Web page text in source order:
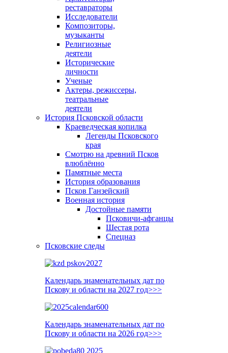
реставраторы
Исследователи
Композиторы,
музыканты
Религиозные
деятели
Исторические
личности
Ученые
Актеры, режиссеры,
театральные
деятели
История Псковской области
Краеведческая копилка
Легенды Псковского
края
Смотрю на древний Псков
влюблённо
Памятные места
История образования
Псков Ганзейский
Военная история
Достойные памяти
Псковичи-афганцы
Шестая рота
Спецназ
Псковские следы
Календарь знаменательных дат по
Пскову и области на 2027 год>>>
Календарь знаменательных дат по
Пскову и области на 2026 год>>>